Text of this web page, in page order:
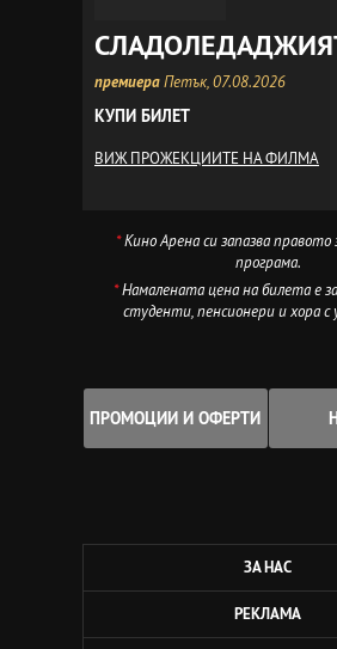
премиераПетък, 07.08.2026
КУПИ БИЛЕТ
ВИЖ ПРОЖЕКЦИИТЕ НА ФИЛМА
*Кино Арена си запазва правото
програма.
*Намалената цена на билета е за
студенти, пенсионери и хора с
ПРОМОЦИИ И ОФЕРТИ
ЗА НАС
РЕКЛАМА